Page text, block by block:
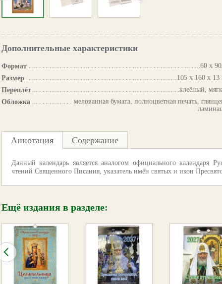
Дополнительные характеристики
Формат
60 х
Размер
105 х 160 х
Переплёт
клеёный,
Обложка
мелованная бумага, полноцветная печать,
Аннотация Содержание
Данный календарь является аналогом официального календаря
чтений Священного Писания, указатель имён святых и икон
Ещё издания в разделе: